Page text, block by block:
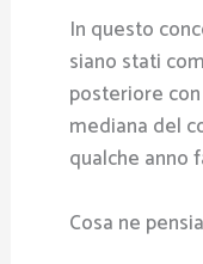
In questo
siano stati
posteriore
mediana del
qualche anno
Cosa ne